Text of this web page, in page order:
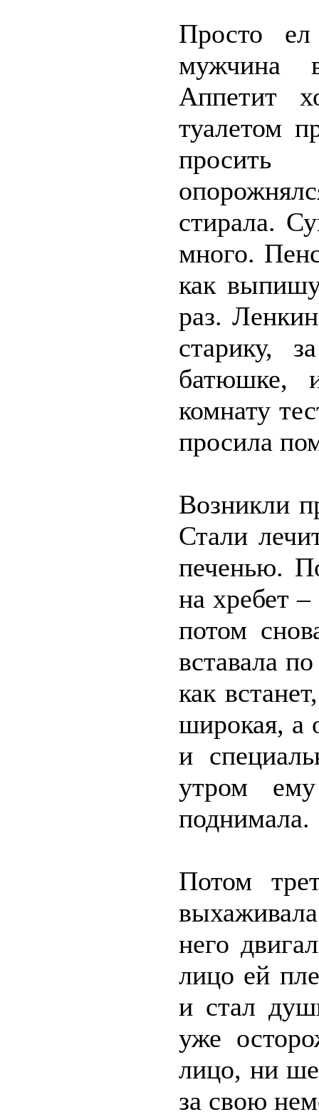
Просто
мужчина
Аппетит
туалетом
просить
стирала.
много.
как
раз.
старику,
батюшке,
комнату
просила
Возникли
Стали
печенью.
на хребет
потом
вставала
как
широкая, а
и
утром
поднимала.
Потом
него
лицо ей
и стал
уже
лицо, ни
за свою